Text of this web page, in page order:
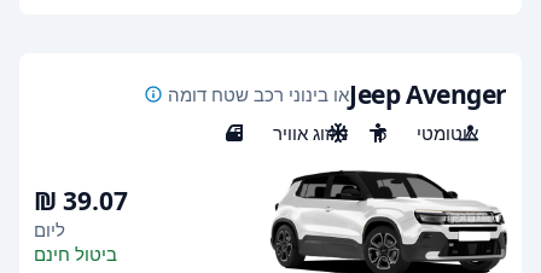
Jeep Avengerאו בינוני רכב שטח דומה
אוטומטי
5 מיזוג אוויר 5
ליום
ביטול חינם